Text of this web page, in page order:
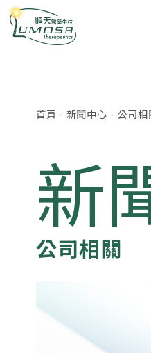
首頁 - 新聞中心 - 公司相
新
公司相關